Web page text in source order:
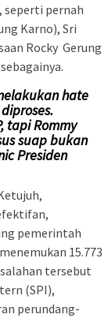
seperti pernah
Karno), Sri
Rocky Gerung
hate
tapi Rommy
suap bukan
Presiden
pemerintah
15.773
tersebut
(SPI),
perundang-